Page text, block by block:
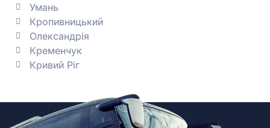
Умань
Кропивницький
Олександрія
Кременчук
Кривий Ріг